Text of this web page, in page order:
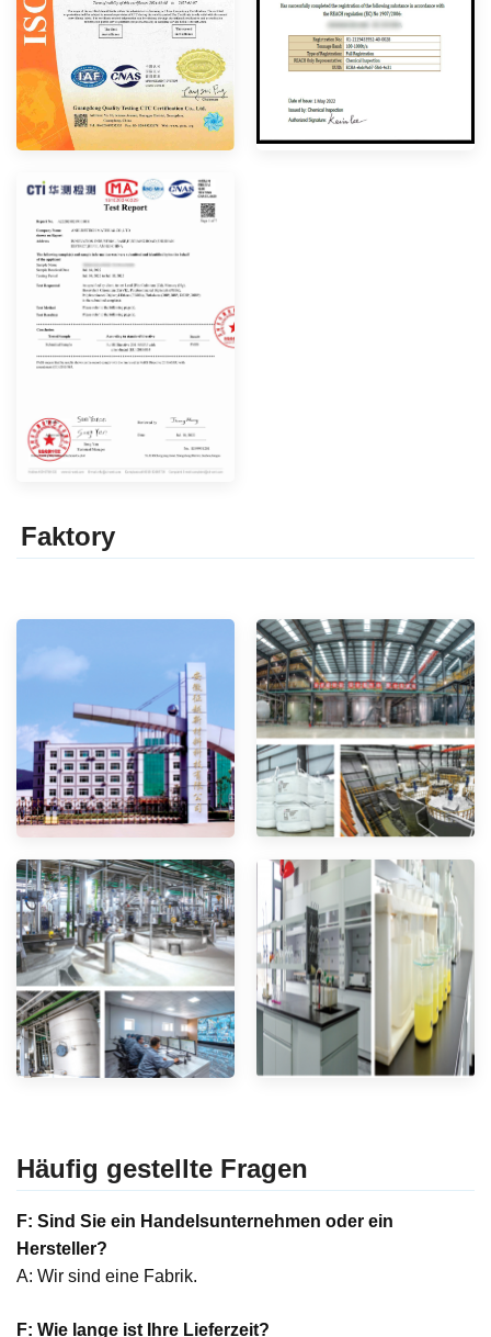
Faktory
Häufig gestellte Fragen
F: Sind Sie ein Handelsunternehmen oder ein
Hersteller?
A: Wir sind eine Fabrik.
F: Wie lange ist Ihre Lieferzeit?